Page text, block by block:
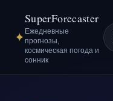
✦
SuperForecaster
Ежедневные
прогнозы,
космическая погода и
сонник